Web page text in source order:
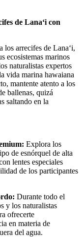
de Lanaʻi con
los arrecifes de Lanaʻi,
ecosistemas marinos
naturalistas expertos
vida marina hawaiana
mantente atento a los
ballenas, quizá
saltando en la
Explora los
de esnórquel de alta
lentes especiales
de los participantes
Durante todo el
y los naturalistas
ofrecerte
en materia de
del agua.